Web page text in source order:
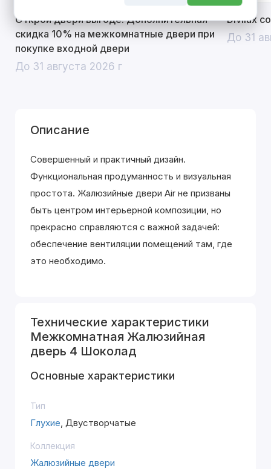
Открой двери выгоде. Дополнительная
скидка 10% на межкомнатные двери при
покупке входной двери
До 31 августа 2026 г
Divilux
До 31
Описание
Совершенный и практичный дизайн.
Функциональная продуманность и визуальная
простота. Жалюзийные двери Air не призваны
быть центром интерьерной композиции, но
прекрасно справляются с важной задачей:
обеспечение вентиляции помещений там, где
это необходимо.
Технические характеристики
Межкомнатная Жалюзийная
дверь 4 Шоколад
Основные характеристики
Тип
Глухие, Двустворчатые
Коллекция
Жалюзийные двери